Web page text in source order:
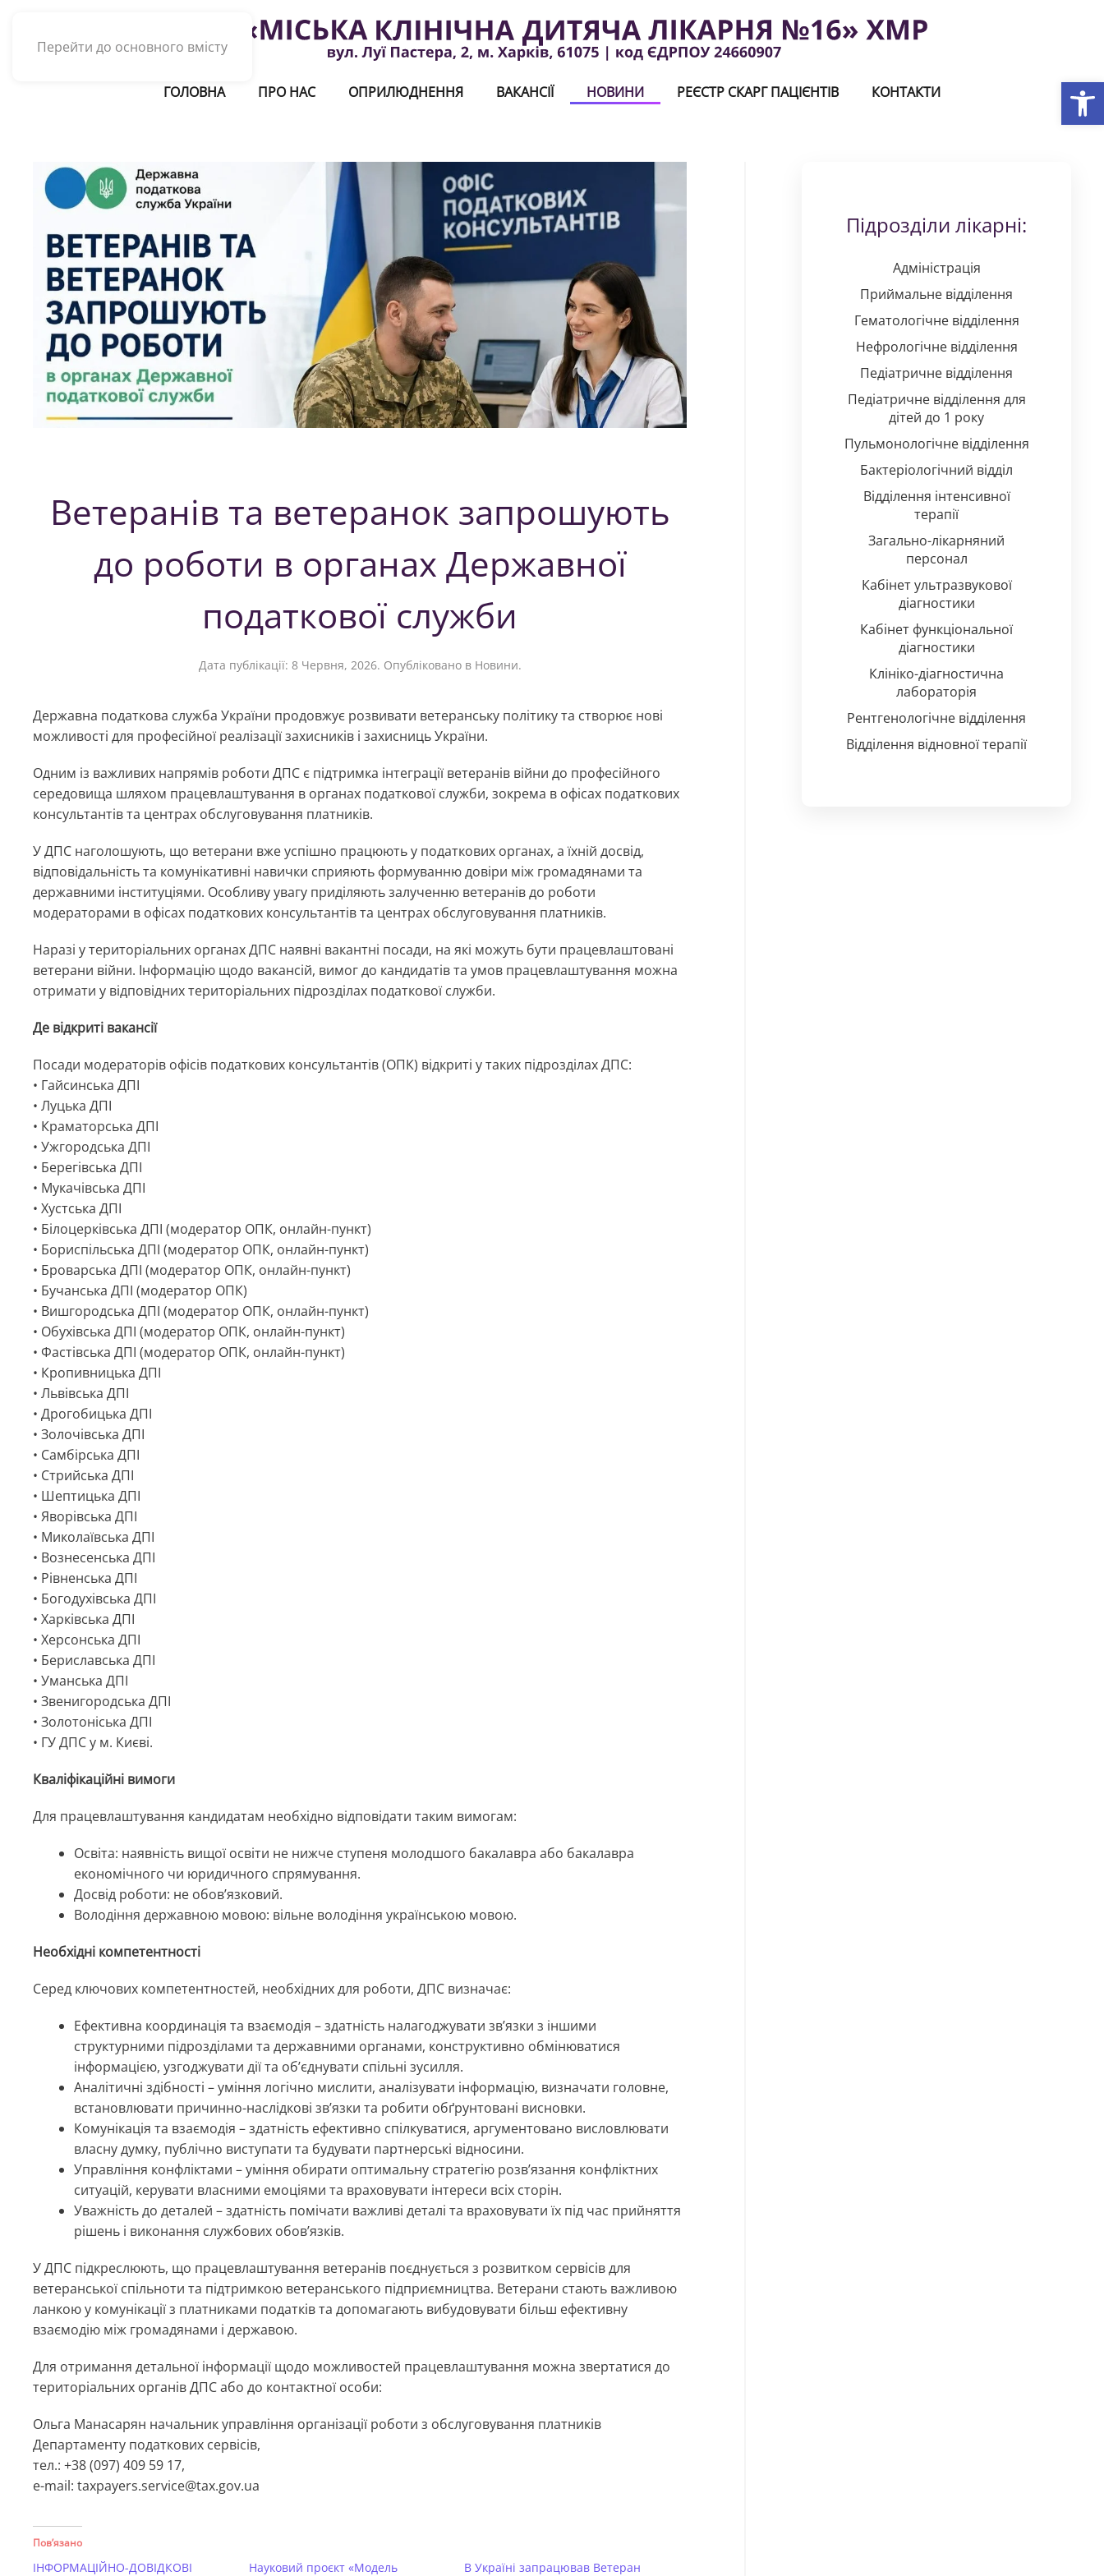
Перейти до основного вмісту
ГОЛОВНА ПРО НАС ОПРИЛЮДНЕННЯ ВАКАНСІЇ НОВИНИ РЕЄСТР СКАРГ ПАЦІЄНТІВ КОНТАКТИ
Ветеранів та ветеранок запрошують
до роботи в органах Державної
податкової служби
Дата публікації: 8 Червня, 2026. Опубліковано в Новини.
Державна податкова служба України продовжує розвивати ветеранську політику та створює нові
можливості для професійної реалізації захисників і захисниць України.
Одним із важливих напрямів роботи ДПС є підтримка інтеграції ветеранів війни до професійного
середовища шляхом працевлаштування в органах податкової служби, зокрема в офісах податкових
консультантів та центрах обслуговування платників.
У ДПС наголошують, що ветерани вже успішно працюють у податкових органах, а їхній досвід,
відповідальність та комунікативні навички сприяють формуванню довіри між громадянами та
державними інституціями. Особливу увагу приділяють залученню ветеранів до роботи
модераторами в офісах податкових консультантів та центрах обслуговування платників.
Наразі у територіальних органах ДПС наявні вакантні посади, на які можуть бути працевлаштовані
ветерани війни. Інформацію щодо вакансій, вимог до кандидатів та умов працевлаштування можна
отримати у відповідних територіальних підрозділах податкової служби.
Де відкриті вакансії
Посади модераторів офісів податкових консультантів (ОПК) відкриті у таких підрозділах ДПС:
• Гайсинська ДПІ
• Луцька ДПІ
• Краматорська ДПІ
• Ужгородська ДПІ
• Берегівська ДПІ
• Мукачівська ДПІ
• Хустська ДПІ
• Білоцерківська ДПІ (модератор ОПК, онлайн-пункт)
• Бориспільська ДПІ (модератор ОПК, онлайн-пункт)
• Броварська ДПІ (модератор ОПК, онлайн-пункт)
• Бучанська ДПІ (модератор ОПК)
• Вишгородська ДПІ (модератор ОПК, онлайн-пункт)
• Обухівська ДПІ (модератор ОПК, онлайн-пункт)
• Фастівська ДПІ (модератор ОПК, онлайн-пункт)
• Кропивницька ДПІ
• Львівська ДПІ
• Дрогобицька ДПІ
• Золочівська ДПІ
• Самбірська ДПІ
• Стрийська ДПІ
• Шептицька ДПІ
• Яворівська ДПІ
• Миколаївська ДПІ
• Вознесенська ДПІ
• Рівненська ДПІ
• Богодухівська ДПІ
• Харківська ДПІ
• Херсонська ДПІ
• Бериславська ДПІ
• Уманська ДПІ
• Звенигородська ДПІ
• Золотоніська ДПІ
• ГУ ДПС у м. Києві.
Кваліфікаційні вимоги
Для працевлаштування кандидатам необхідно відповідати таким вимогам:
Освіта: наявність вищої освіти не нижче ступеня молодшого бакалавра або бакалавра
економічного чи юридичного спрямування.
Досвід роботи: не обов’язковий.
Володіння державною мовою: вільне володіння українською мовою.
Необхідні компетентності
Серед ключових компетентностей, необхідних для роботи, ДПС визначає:
Ефективна координація та взаємодія – здатність налагоджувати зв’язки з іншими
структурними підрозділами та державними органами, конструктивно обмінюватися
інформацією, узгоджувати дії та об’єднувати спільні зусилля.
Аналітичні здібності – уміння логічно мислити, аналізувати інформацію, визначати головне,
встановлювати причинно-наслідкові зв’язки та робити обґрунтовані висновки.
Комунікація та взаємодія – здатність ефективно спілкуватися, аргументовано висловлювати
власну думку, публічно виступати та будувати партнерські відносини.
Управління конфліктами – уміння обирати оптимальну стратегію розв’язання конфліктних
ситуацій, керувати власними емоціями та враховувати інтереси всіх сторін.
Уважність до деталей – здатність помічати важливі деталі та враховувати їх під час прийняття
рішень і виконання службових обов’язків.
У ДПС підкреслюють, що працевлаштування ветеранів поєднується з розвитком сервісів для
ветеранської спільноти та підтримкою ветеранського підприємництва. Ветерани стають важливою
ланкою у комунікації з платниками податків та допомагають вибудовувати більш ефективну
взаємодію між громадянами і державою.
Для отримання детальної інформації щодо можливостей працевлаштування можна звертатися до
територіальних органів ДПС або до контактної особи:
Ольга Манасарян начальник управління організації роботи з обслуговування платників
Департаменту податкових сервісів,
тел.: +38 (097) 409 59 17,
e-mail: taxpayers.service@tax.gov.ua
Пов’язано
ІНФОРМАЦІЙНО-ДОВІДКОВІ
Науковий проєкт «Модель
В Україні запрацював Ветеран
Підрозділи лікарні:
Адміністрація
Приймальне відділення
Гематологічне відділення
Нефрологічне відділення
Педіатричне відділення
Педіатричне відділення для
дітей до 1 року
Пульмонологічне відділення
Бактеріологічний відділ
Відділення інтенсивної
терапії
Загально-лікарняний
персонал
Кабінет ультразвукової
діагностики
Кабінет функціональної
діагностики
Клініко-діагностична
лабораторія
Рентгенологічне відділення
Відділення відновної терапії